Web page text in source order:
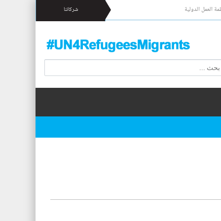
العمل الدولية شركائنا